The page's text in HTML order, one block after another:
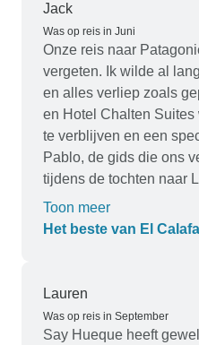
Jack
Was op reis in Juni
Onze reis naar
vergeten. Ik wilde al
en alles verliep zoals
en Hotel Chalten
te verblijven en een
Pablo, de gids die ons
tijdens de tochten naar
Torre Mount. We komen zeker snel weer terug
naar Patagonië.
Toon meer
Het beste van El
Lauren
Was op reis in September
Say Hueque heeft